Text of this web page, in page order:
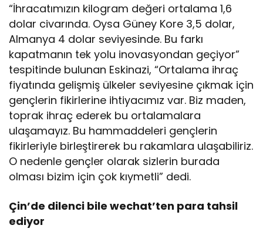
“İhracatımızın kilogram değeri ortalama 1,6
dolar civarında. Oysa Güney Kore 3,5 dolar,
Almanya 4 dolar seviyesinde. Bu farkı
kapatmanın tek yolu inovasyondan geçiyor”
tespitinde bulunan Eskinazi, “Ortalama ihraç
fiyatında gelişmiş ülkeler seviyesine çıkmak için
gençlerin fikirlerine ihtiyacımız var. Biz maden,
toprak ihraç ederek bu ortalamalara
ulaşamayız. Bu hammaddeleri gençlerin
fikirleriyle birleştirerek bu rakamlara ulaşabiliriz.
O nedenle gençler olarak sizlerin burada
olması bizim için çok kıymetli” dedi.
Çin’de dilenci bile wechat’ten para tahsil
ediyor